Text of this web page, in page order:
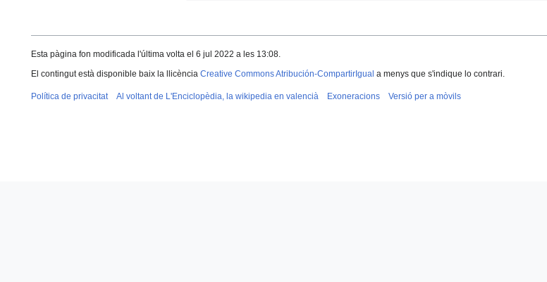
Esta pàgina fon modificada l'última volta el 6 jul 2022 a les 13:08.
El contingut està disponible baix la llicència Creative Commons Atribución-CompartirIgual a menys que s'indique lo contrari.
Política de privacitat Al voltant de L'Enciclopèdia, la wikipedia en valencià Exoneracions Versió per a mòvils